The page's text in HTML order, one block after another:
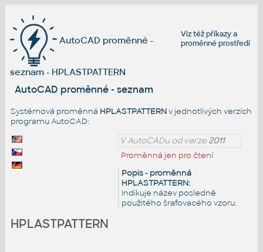
Viz téžpříkazya
proměnné prostředí
AutoCAD proměnné -
seznam - HPLASTPATTERN
AutoCAD proměnné - seznam
Systémová proměnná HPLASTPATTERNv jednotlivých verzích
programu AutoCAD:
V AutoCADu od verze2011
Proměnná jen pro čtení
Popis - proměnná
HPLASTPATTERN:
Indikuje název posledně
použitého šrafovacého vzoru.
HPLASTPATTERN